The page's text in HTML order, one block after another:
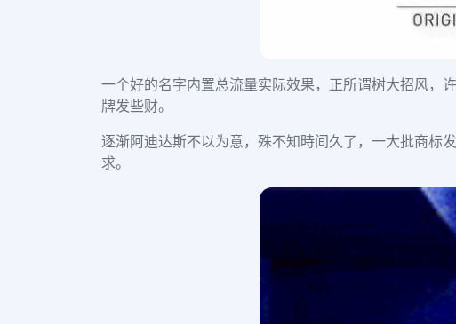
一个好的名字内置总流量实际效果，正所谓树大招风，
牌发些财。
逐渐阿迪达斯不以为意，殊不知時间久了，一大批商标
求。